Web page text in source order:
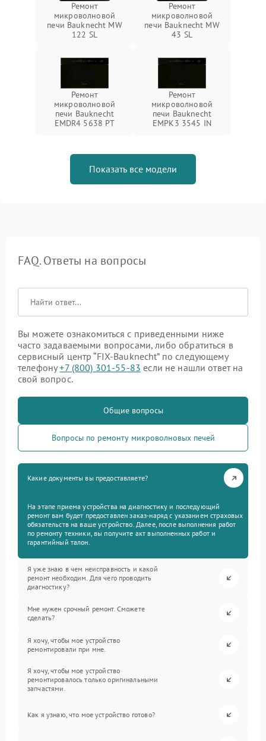
Ремонт
микроволновой
печи Bauknecht MW
122 SL
Ремонт
микроволновой
печи Bauknecht MW
43 SL
Ремонт
микроволновой
печи Bauknecht
EMDR4 5638 PT
Ремонт
микроволновой
печи Bauknecht
EMPK3 3545 IN
Показать все модели
FAQ. Ответы на вопросы
Вы можете ознакомиться с приведенными ниже
часто задаваемыми вопросами, либо обратиться в
сервисный центр “FIX-Bauknecht” по следующему
телефону+7 (800) 301-55-83 если не нашли ответ на
свой вопрос.
Общие вопросы
Вопросы по ремонту микроволновых печей
Какие документы вы предоставляете?
На этапе приема устройства на диагностику и последующий
ремонт вам будет предоставлен заказ-наряд с указанием страховых
обязательств на ваше устройство. Далее, после выполнения работ
по ремонту техники, вы получите акт выполненных работ и
гарантийный талон.
Я уже знаю в чем неисправность и какой
ремонт необходим. Для чего проводить
диагностику?
Мне нужен срочный ремонт. Сможете
сделать?
Я хочу, чтобы мое устройство
ремонтировали при мне.
Я хочу, чтобы мое устройство
ремонтировалось только оригинальными
запчастями.
Как я узнаю, что мое устройство готово?